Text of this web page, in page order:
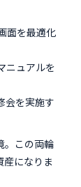
面を最適化
ニュアルを
会を実施す
。この両輪
になりま